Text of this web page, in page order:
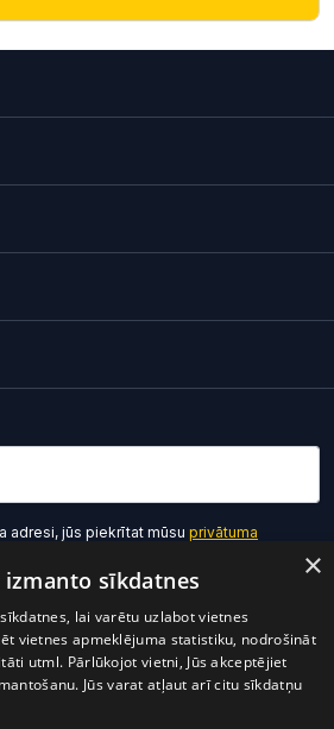
adresi
adresi, jūs piekrītat mūsu privātuma
Pierakstīties
×
sīkdatnes
lai varētu uzlabot vietnes
vietnes apmeklējuma statistiku, nodrošināt
utml. Pārlūkojot vietni, Jūs akceptējiet
Jūs varat atļaut arī citu sīkdatņu